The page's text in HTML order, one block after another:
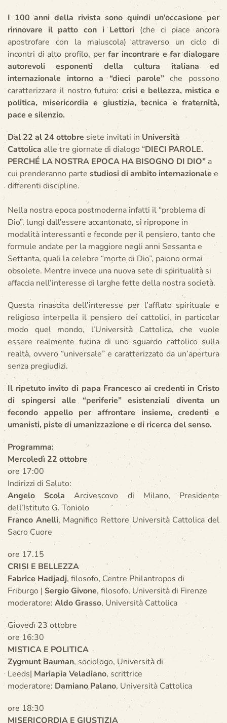
I 100 anni della rivista sono quindi un’occasione per
rinnovare il patto con i Lettori (che ci piace ancora
apostrofare con la maiuscola) attraverso un ciclo di
incontri di alto profilo, perfar incontrare e far dialogare
autorevoli esponenti della cultura italiana ed
internazionale intorno a “dieci parole”che possono
caratterizzare il nostro futuro: crisi e bellezza, mistica e
politica, misericordia e giustizia, tecnica e fraternità,
pace e silenzio.
Dal 22 al 24 ottobre siete invitati in Università
Cattolica alle tre giornate di dialogo “DIECI PAROLE.
PERCHÉ LA NOSTRA EPOCA HA BISOGNO DI DIO” a
cui prenderanno parte studiosi di ambito internazionalee
differenti discipline.
Nella nostra epoca postmoderna infatti il “problema di
Dio”, lungi dall’essere accantonato, si ripropone in
modalità interessanti e feconde per il pensiero, tanto che
formule andate per la maggiore negli anni Sessanta e
Settanta, quali la celebre “morte di Dio”, paiono ormai
obsolete. Mentre invece una nuova sete di spiritualità si
affaccia nell’interesse di larghe fette della nostra società.
Questa rinascita dell’interesse per l’afflato spirituale e
religioso interpella il pensiero dei cattolici, in particolar
modo quel mondo, l’Università Cattolica, che vuole
essere realmente fucina di uno sguardo cattolico sulla
realtà, ovvero “universale” e caratterizzato da un’apertura
senza pregiudizi.
Il ripetuto invito di papa Francesco ai credenti in Cristo
di spingersi alle “periferie” esistenziali diventa un
fecondo appello per affrontare insieme, credenti e
umanisti, piste di umanizzazione e di ricerca del senso.
Programma:
Mercoledì 22 ottobre
ore 17:00
Indirizzi di Saluto:
Angelo Scola Arcivescovo di Milano, Presidente
dell’Istituto G. Toniolo
Franco Anelli, Magnifico Rettore Università Cattolica del
Sacro Cuore
ore 17.15
CRISI E BELLEZZA
Fabrice Hadjadj, filosofo, Centre Philantropos di
Friburgo | Sergio Givone, filosofo, Università di Firenze
moderatore: Aldo Grasso, Università Cattolica
Giovedì 23 ottobre
ore 16:30
MISTICA E POLITICA
Zygmunt Bauman, sociologo, Università di
Leeds| Mariapia Veladiano, scrittrice
moderatore: Damiano Palano, Università Cattolica
ore 18:30
MISERICORDIA E GIUSTIZIA